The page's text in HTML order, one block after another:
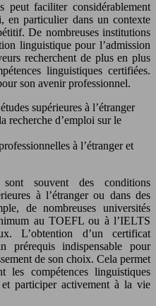
peut faciliter considérablement
en particulier dans un contexte
De nombreuses institutions
linguistique pour l’admission
recherchent de plus en plus
linguistiques certifiées.
son avenir professionnel.
supérieures à l’étranger
recherche d’emploi sur le
à l’étranger et
souvent des conditions
à l’étranger ou dans des
de nombreuses universités
au TOEFL ou à l’IELTS
L’obtention d’un certificat
prérequis indispensable pour
de son choix. Cela permet
compétences linguistiques
participer activement à la vie